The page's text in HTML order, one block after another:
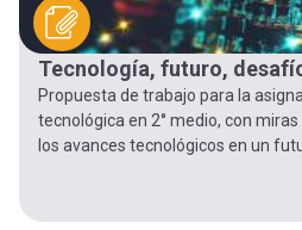
Tecnología, futuro,
Propuesta de trabajo para la
tecnológica en 2° medio, con
los avances tecnológicos en un